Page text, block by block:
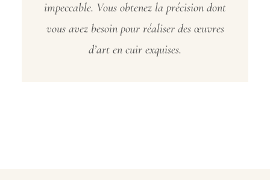
impeccable. Vous obtenez la précision dont
vous avez besoin pour réaliser des œuvres
d’art en cuir exquises.